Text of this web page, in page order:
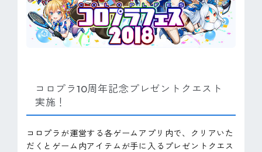
コロプラ10周年記念プレゼントクエスト
実施！
コロプラが運営する各ゲームアプリ内で、クリアいた
だくとゲーム内アイテムが手に入るプレゼントクエス